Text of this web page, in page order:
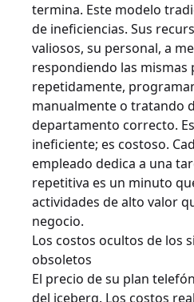
termina. Este modelo
de ineficiencias. Sus
valiosos, su personal, a
respondiendo las mismas
repetidamente,
manualmente o tratando
departamento correcto.
ineficiente; es costoso.
empleado dedica a una
repetitiva es un minuto
actividades de alto valor
negocio.
Los costos ocultos de los
obsoletos
El precio de su plan
del iceberg. Los costos